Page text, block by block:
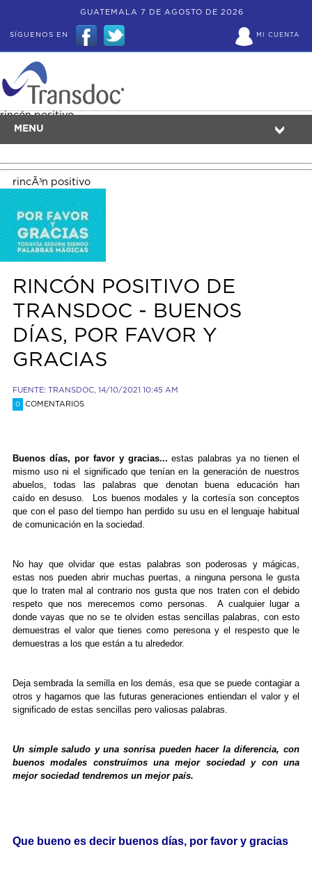
GUATEMALA 7 DE AGOSTO DE 2026
MI CUENTA
SÍGUENOS EN
MENU
rincón positivo
rincÃ³n positivo
RINCÓN POSITIVO DE
TRANSDOC - BUENOS
DÍAS, POR FAVOR Y
GRACIAS
FUENTE: TRANSDOC, 14/10/2021 10:45 AM
0 COMENTARIOS
Buenos días, por favor y gracias...estas palabras ya no tienen el
mismo uso ni el significado que tenían en la generación de nuestros
abuelos, todas las palabras que denotan buena educación han
caído en desuso. Los buenos modales y la cortesía son conceptos
que con el paso del tiempo han perdido su usu en el lenguaje habitual
de comunicación en la sociedad.
No hay que olvidar que estas palabras son poderosas y mágicas,
estas nos pueden abrir muchas puertas, a ninguna persona le gusta
que lo traten mal al contrario nos gusta que nos traten con el debido
respeto que nos merecemos como personas. A cualquier lugar a
donde vayas que no se te olviden estas sencillas palabras, con esto
demuestras el valor que tienes como peresona y el respesto que le
demuestras a los que están a tu alrededor.
Deja sembrada la semilla en los demás, esa que se puede contagiar a
otros y hagamos que las futuras generaciones entiendan el valor y el
significado de estas sencillas pero valiosas palabras.
Un simple saludo y una sonrisa pueden hacer la diferencia, con
buenos modales construímos una mejor sociedad y con una
mejor sociedad tendremos un mejor país.
Que bueno es decir buenos días, por favor y gracias